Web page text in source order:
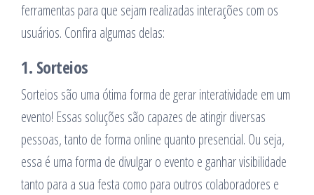
ferramentas para que sejam realizadas interações com os
usuários. Confira algumas delas:
1. Sorteios
Sorteios são uma ótima forma de gerar interatividade em um
evento! Essas soluções são capazes de atingir diversas
pessoas, tanto de forma online quanto presencial. Ou seja,
essa é uma forma de divulgar o evento e ganhar visibilidade
tanto para a sua festa como para outros colaboradores e